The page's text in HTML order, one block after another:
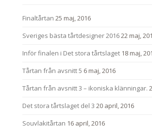
Finaltårtan 25 maj, 2016
Sveriges bästa tårtdesigner 201622 maj,
Inför finalen i Det stora tårtslaget 18 maj,
Tårtan från avsnitt 5 6 maj, 2016
Tårtan från avsnitt 3 – ikoniska klänningar.
Det stora tårtslaget del 3 20 april, 2016
Souvlakitårtan 16 april, 2016